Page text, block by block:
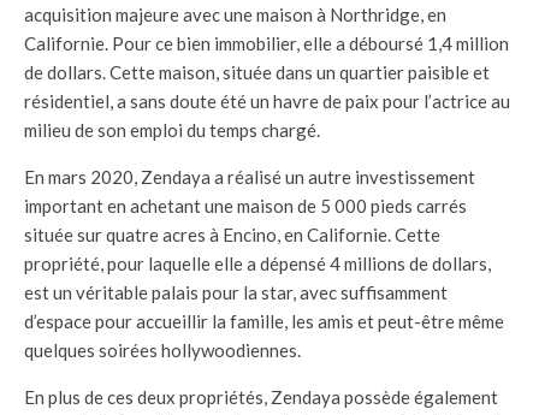
acquisition majeure avec une maison à Northridge, en
Californie. Pour ce bien immobilier, elle a déboursé 1,4 million
de dollars. Cette maison, située dans un quartier paisible et
résidentiel, a sans doute été un havre de paix pour l’actrice au
milieu de son emploi du temps chargé.
En mars 2020, Zendaya a réalisé un autre investissement
important en achetant une maison de 5 000 pieds carrés
située sur quatre acres à Encino, en Californie. Cette
propriété, pour laquelle elle a dépensé 4 millions de dollars,
est un véritable palais pour la star, avec suffisamment
d’espace pour accueillir la famille, les amis et peut-être même
quelques soirées hollywoodiennes.
En plus de ces deux propriétés, Zendaya possède également